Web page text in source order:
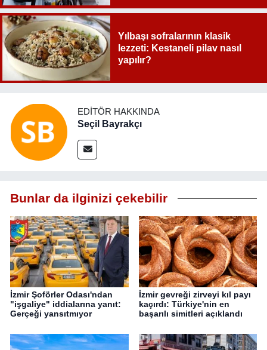
Yılbaşı sofralarının klasik
lezzeti: Kestaneli pilav nasıl
yapılır?
EDITÖR HAKKINDA
Seçil Bayrakçı
Bunlar da ilginizi çekebilir
İzmir Şoförler Odası'ndan
"işgaliye" iddialarına yanıt:
Gerçeği yansıtmıyor
İzmir gevreği zirveyi kıl payı
kaçırdı: Türkiye'nin en
başarılı simitleri açıklandı